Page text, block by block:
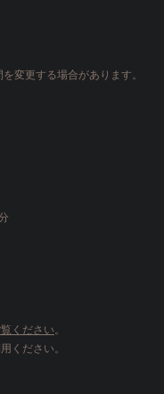
変更する場合があります。
ください。
ください。